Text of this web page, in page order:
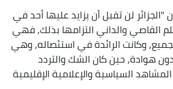
لن تقبل أن يزايد عليها أحد في
القاصي والداني التزامها بذلك, فهي
وكانت الرائدة في استئصاله, وهي
هوادة, حين كان الشك والتردد
السياسية والإعلامية الإقليمية